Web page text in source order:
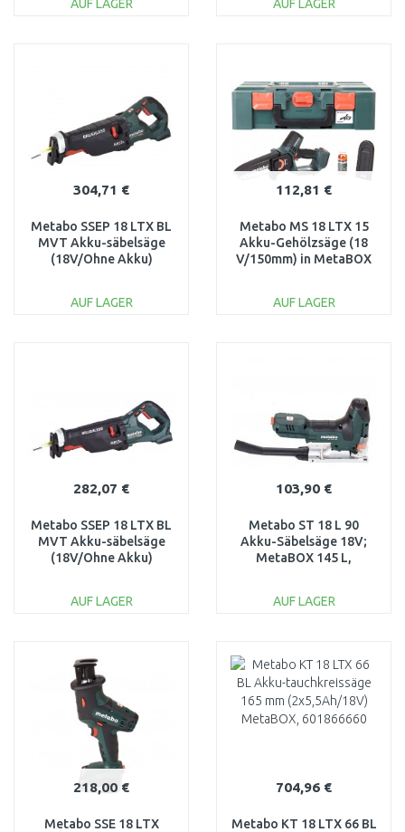
AUF LAGER
AUF LAGER
Vergleichen
304,71 €
Metabo SSEP 18 LTX BL
MVT Akku-säbelsäge
(18V/Ohne Akku)
AUF LAGER
112,81 €
Metabo MS 18 LTX 15
Akku-Gehölzsäge (18
V/150mm) in MetaBOX
AUF LAGER
282,07 €
Metabo SSEP 18 LTX BL
MVT Akku-säbelsäge
(18V/Ohne Akku)
AUF LAGER
Vergleichen
103,90 €
Metabo ST 18 L 90
Akku-Säbelsäge 18V;
MetaBOX 145 L,
AUF LAGER
Vergleichen
218,00 €
Metabo SSE 18 LTX
704,96 €
Metabo KT 18 LTX 66 BL